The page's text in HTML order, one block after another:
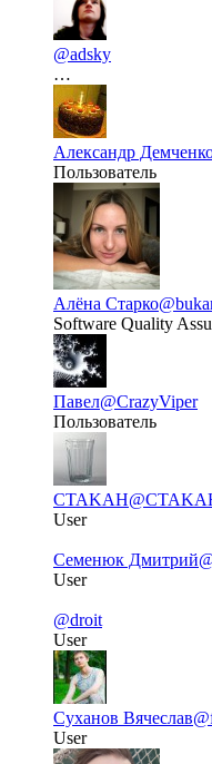
@adsky
…
Александр
Пользователь
Алёна Старко
Software Quality
Павел@CrazyViper
Пользователь
CTAKAH
User
Семенюк Дмитрий
User
@droit
User
Суханов Вячеслав
User